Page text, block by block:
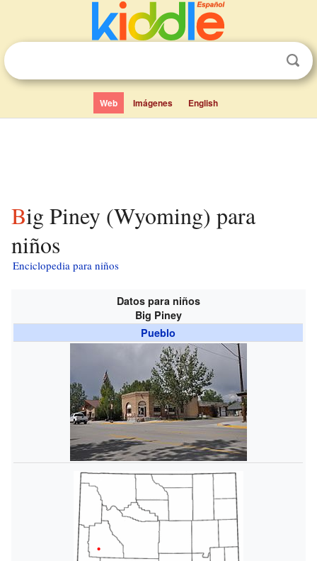
Web Imágenes English
Big Piney (Wyoming) para
niños
Enciclopedia para niños
Datos para niños
Big Piney
Pueblo